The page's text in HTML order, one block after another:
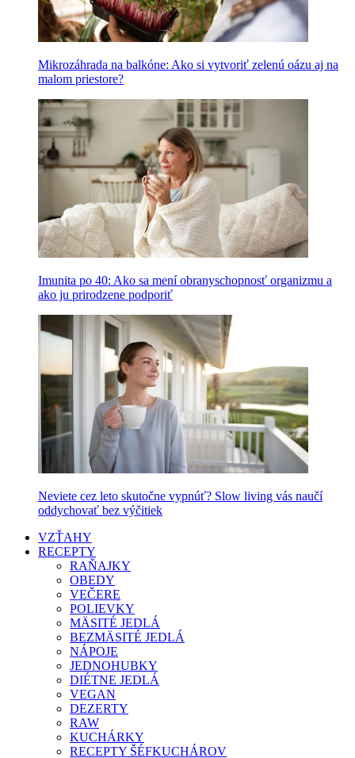
Mikrozáhrada na balkóne: Ako si vytvoriť zelenú oázu aj na
malom priestore?
Imunita po 40: Ako sa mení obranyschopnosť organizmu a
ako ju prirodzene podporiť
Neviete cez leto skutočne vypnúť? Slow living vás naučí
oddychovať bez výčitiek
VZŤAHY
RECEPTY
RAŇAJKY
OBEDY
VEČERE
POLIEVKY
MÄSITÉ JEDLÁ
BEZMÄSITÉ JEDLÁ
NÁPOJE
JEDNOHUBKY
DIÉTNE JEDLÁ
VEGAN
DEZERTY
RAW
KUCHÁRKY
RECEPTY ŠÉFKUCHÁROV